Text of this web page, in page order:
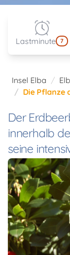
Lastminute 7
Insel Elba
Die Pflanze
Der
innerhalb
seine